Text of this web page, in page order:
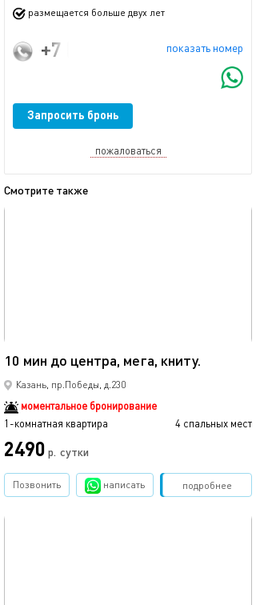
размещается больше двух лет
показать номер
+7 (967) 772-58-47
Запросить бронь
пожаловаться
Смотрите также
10 мин до центра, мега, книту.
Казань, пр.Победы, д.230
моментальное бронирование
1-комнатная квартира
4 спальных мест
2490 р. сутки
подробнее
Позвонить написать Забронировать